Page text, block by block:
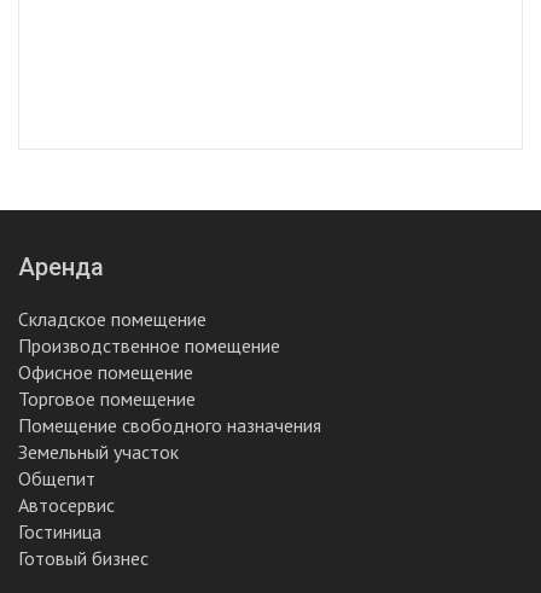
Аренда
Складское помещение
Производственное помещение
Офисное помещение
Торговое помещение
Помещение свободного назначения
Земельный участок
Общепит
Автосервис
Гостиница
Готовый бизнес